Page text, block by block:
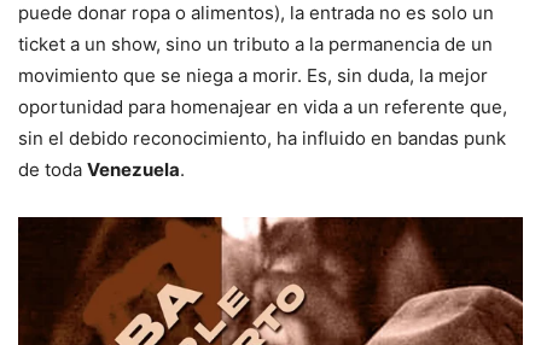
puede donar ropa o alimentos), la entrada no es solo un
ticket a un show, sino un tributo a la permanencia de un
movimiento que se niega a morir. Es, sin duda, la mejor
oportunidad para homenajear en vida a un referente que,
sin el debido reconocimiento, ha influido en bandas punk
de toda Venezuela.